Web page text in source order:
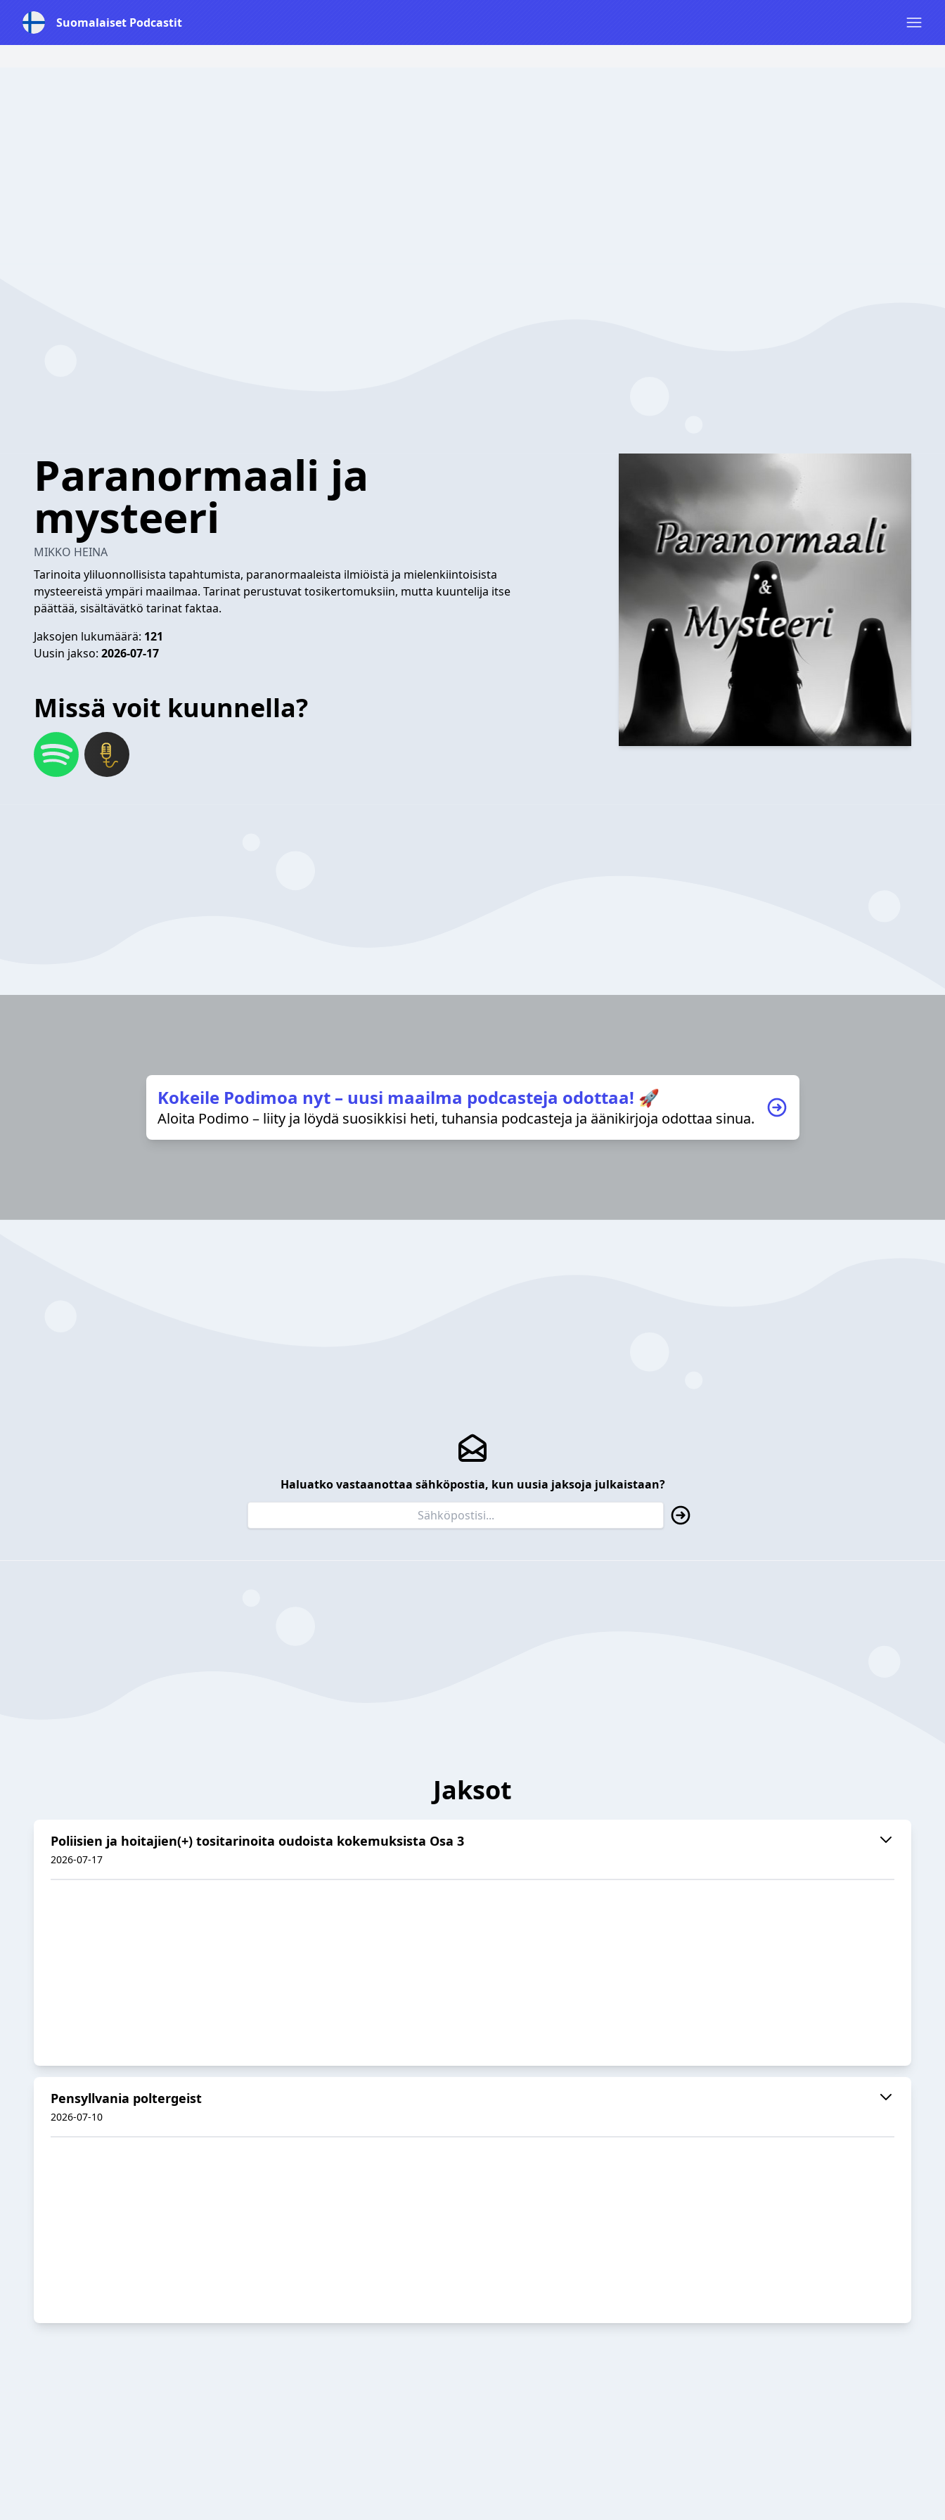
Suomalaiset Podcastit
Paranormaali ja
mysteeri
MIKKO HEINA
Tarinoita yliluonnollisista tapahtumista, paranormaaleista ilmiöistä ja mielenkiintoisista
mysteereistä ympäri maailmaa. Tarinat perustuvat tosikertomuksiin, mutta kuuntelija itse
päättää, sisältävätkö tarinat faktaa.
Jaksojen lukumäärä: 121
Uusin jakso: 2026-07-17
Missä voit kuunnella?
Kokeile Podimoa nyt – uusi maailma podcasteja odottaa! 🚀
Aloita Podimo – liity ja löydä suosikkisi heti, tuhansia podcasteja ja äänikirjoja odottaa sinua.
Haluatko vastaanottaa sähköpostia, kun uusia jaksoja julkaistaan?
Jaksot
Poliisien ja hoitajien(+) tositarinoita oudoista kokemuksista Osa 3
2026-07-17
Pensyllvania poltergeist
2026-07-10